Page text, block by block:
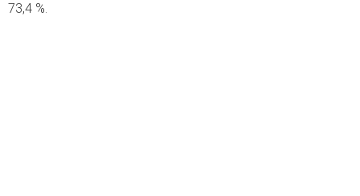
73,4 %.